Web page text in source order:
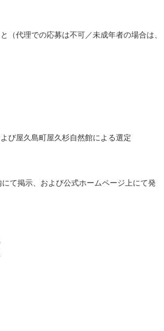
（代理での応募は不可／未成年者の場合は、
び屋久島町屋久杉自然館による選定
て掲示、および公式ホームページ上にて発